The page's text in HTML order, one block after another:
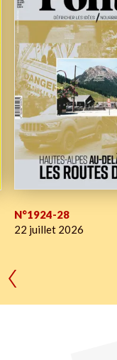
N°1924-28
22 juillet 2026